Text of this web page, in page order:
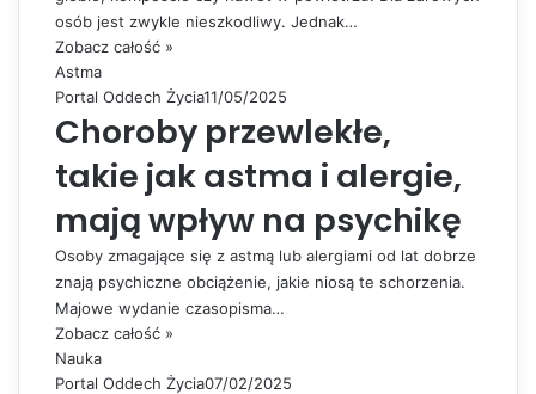
osób jest zwykle nieszkodliwy. Jednak…
Zobacz całość »
Astma
Portal Oddech Życia11/05/2025
Choroby przewlekłe,
takie jak astma i alergie,
mają wpływ na psychikę
Osoby zmagające się z astmą lub alergiami od lat dobrze
znają psychiczne obciążenie, jakie niosą te schorzenia.
Majowe wydanie czasopisma…
Zobacz całość »
Nauka
Portal Oddech Życia07/02/2025